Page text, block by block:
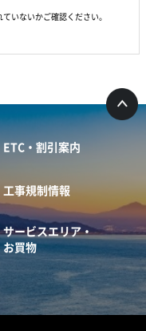
いないかご確認ください。
ETC・割引案内
工事規制情報
サービスエリア・
お買物